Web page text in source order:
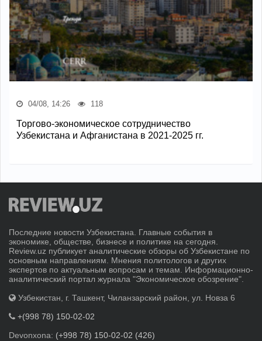
04/08, 14:26 118
Торгово-экономическое сотрудничество
Узбекистана и Афганистана в 2021-2025 гг.
Последние новости Узбекистана. Главные события в
экономике, обществе, бизнесе и политике на сегодня.
Review.uz публикует аналитические обзоры об Узбекистане по
основным направлениям. Мнения политологов и других
экспертов по актуальным вопросам и темам. Информационно-
аналитический портал журнала "Экономическое обозрение".
Узбекистан, г. Ташкент, Чиланзарский район, ул. Новза 6
+(998 78) 150-02-02
Devonxona: (+998 78) 150-02-02 (426)